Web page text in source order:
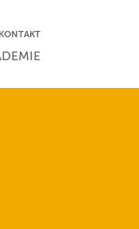
KONTAKT